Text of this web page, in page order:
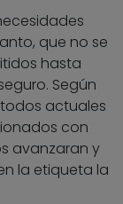
que no se
hasta
Según
actuales
con
avanzaran y
la etiqueta la